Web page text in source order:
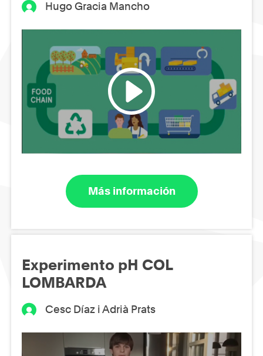
Hugo Gracia Mancho
Más información
Experimento pH COL
LOMBARDA
Cesc Díaz i Adrià Prats